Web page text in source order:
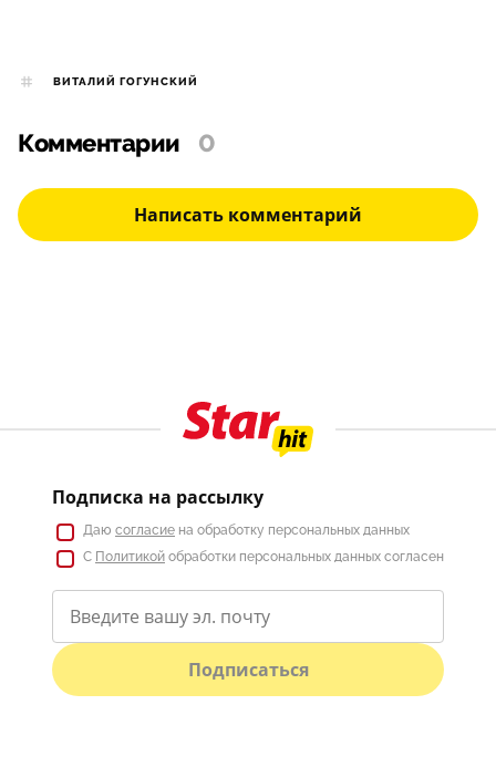
ВИТАЛИЙ ГОГУНСКИЙ
Комментарии 0
Написать комментарий
Подписка на рассылку
Даю согласие на обработку персональных данных
С Политикой обработки персональных данных согласен
Подписаться